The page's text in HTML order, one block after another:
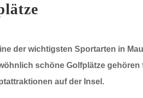
der wichtigsten Sportarten in
schöne Golfplätze gehören
auf der Insel.